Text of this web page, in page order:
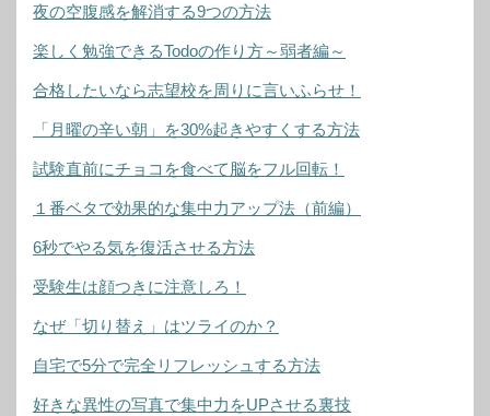
夜の空腹感を解消する9つの方法
楽しく勉強できるTodoの作り方～弱者編～
合格したいなら志望校を周りに言いふらせ！
「月曜の辛い朝」を30%起きやすくする方法
試験直前にチョコを食べて脳をフル回転！
１番ベタで効果的な集中力アップ法（前編）
6秒でやる気を復活させる方法
受験生は顔つきに注意しろ！
なぜ「切り替え」はツライのか？
自宅で5分で完全リフレッシュする方法
好きな異性の写真で集中力をUPさせる裏技